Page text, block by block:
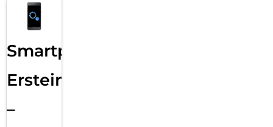
Smartphone
Ersteinrichtung
–